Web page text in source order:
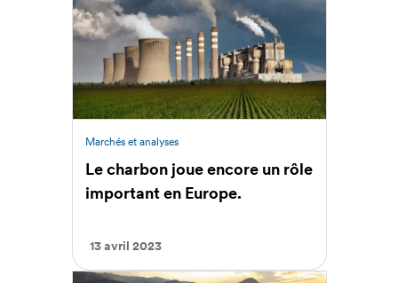
Marchés et analyses
Le charbon joue encore un rôle
important en Europe.
13 avril 2023